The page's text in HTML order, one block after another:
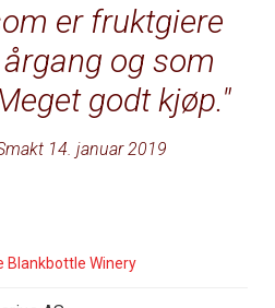
er fruktgiere
og som
godt kjøp.
14. januar 2019
Blankbottle Winery